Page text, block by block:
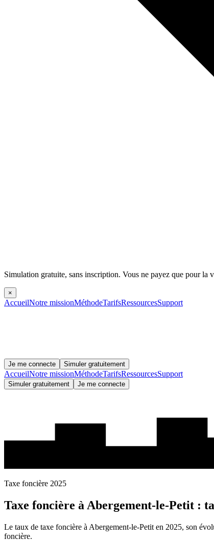
Simulation gratuite, sans inscription. Vous ne payez que pour la
×
AccueilNotre missionMéthodeTarifsRessourcesSupport
Je me connecte Simuler gratuitement
AccueilNotre missionMéthodeTarifsRessourcesSupport
Simuler gratuitement Je me connecte
Taxe foncière 2025
Taxe foncière à Abergement-le-Petit :
Le taux de taxe foncière à Abergement-le-Petit en 2025, son
foncière.